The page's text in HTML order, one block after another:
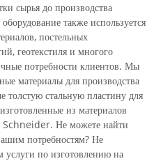
сырья до производства
также используется
постельных
геотекстиля и многого
потребности клиентов. Мы
материалы для производства
толстую стальную пластину для
из материалов
Schneider. Не можете найти
потребностям? Не
услуги по изготовлению на